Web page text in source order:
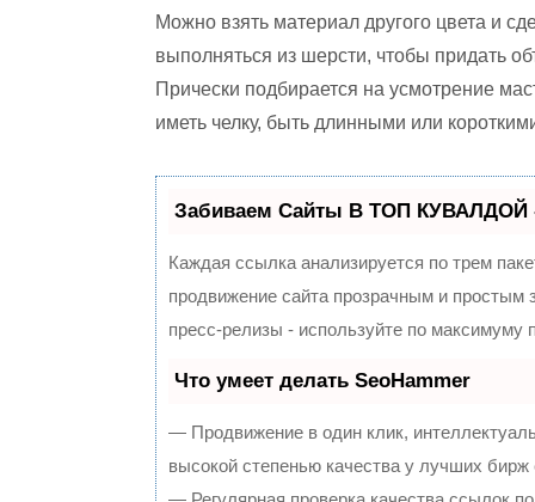
Можно взять материал другого цвета и
выполняться из шерсти, чтобы придать
Прически подбирается на усмотрение
иметь челку, быть длинными или
Забиваем Сайты В ТОП КУВАЛДОЙ -
Каждая ссылка анализируется по трем
продвижение сайта прозрачным и
пресс-релизы - используйте по
Что умеет делать SeoHammer
— Продвижение в один клик,
высокой степенью качества у лучших бирж